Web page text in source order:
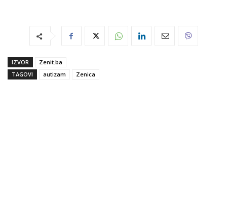
IZVOR
Zenit.ba
TAGOVI
autizam Zenica